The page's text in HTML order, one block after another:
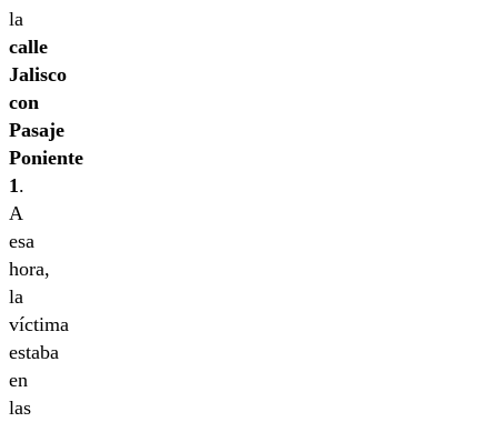
la
calle
Jalisco
con
Pasaje
Poniente
1 .
A
esa
hora,
la
víctima
estaba
en
las